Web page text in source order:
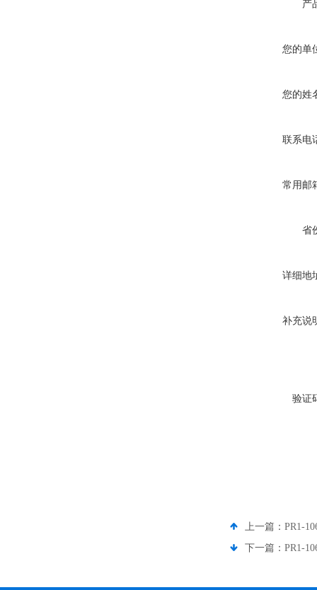
产
您的单
您的姓
联系电
常用邮
省
详细地
补充说
验证
上一篇： PR1-
下一篇： PR1-